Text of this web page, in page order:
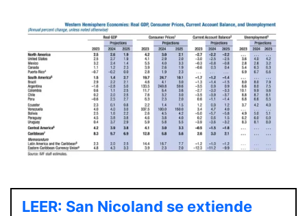
LEER: San Nicoland se extiende